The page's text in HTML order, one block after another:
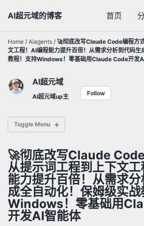
primary
navigation
content
footer
AI超元域的博客 首页
Home / Aiagents / 🚀彻底改写Claude Code编程方
文工程！AI编程能力提升百倍！从需求分析到代码生
教程！支持Windows！零基础用Claude Code开发
AI超元域
AI超元域up主 Follow
Toggle Menu
✅ 通用大语言模型
✅ 多模态AI模型
✅ 闭源AI
✅ AI智能体
🚀彻底改写Claude Code
从提示词工程到上下文
能力提升百倍！从需求
成全自动化！保姆级实
Windows！零基础用
开发AI智能体